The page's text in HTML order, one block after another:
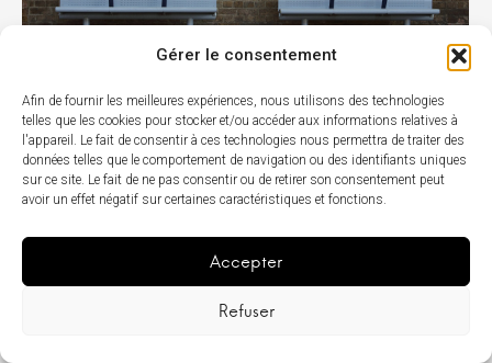
Gérer le consentement
Afin de fournir les meilleures expériences, nous utilisons des technologies
telles que les cookies pour stocker et/ou accéder aux informations relatives à
l'appareil. Le fait de consentir à ces technologies nous permettra de traiter des
données telles que le comportement de navigation ou des identifiants uniques
sur ce site. Le fait de ne pas consentir ou de retirer son consentement peut
avoir un effet négatif sur certaines caractéristiques et fonctions.
Accepter
Refuser
S'approprier les rues de Casablanca avec des
panneaux publicitaires à fort impact
Votre message, amplifié à travers la ville Prêt à accroître
la visibilité de votre marque à Casablanca ? Avec plus de
pour une publicité extérieure percutante. L'agence Blue
marque en un spectacle visuel captivant, [...]